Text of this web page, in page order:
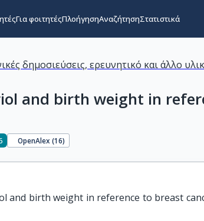
Για φοιτητέςΠλοήγησηΑναζήτησηΣτατιστικά
δημοσιεύσεις, ερευνητικό και άλλο
and birth weight in
OpenAlex (16)
and birth weight in reference to breast